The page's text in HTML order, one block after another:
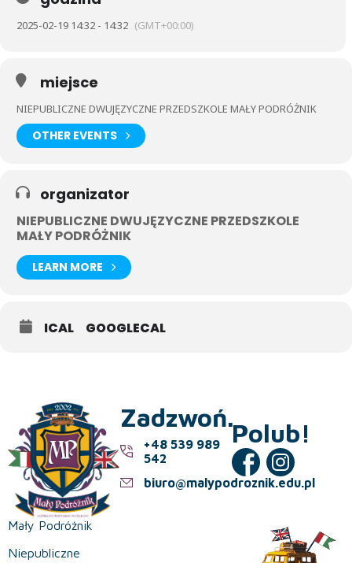
2025-02-19 14:32 - 14:32 (GMT+00:00)
miejsce
NIEPUBLICZNE DWUJĘZYCZNE PRZEDSZKOLE MAŁY PODRÓŻNIK
OTHER EVENTS
organizator
NIEPUBLICZNE DWUJĘZYCZNE PRZEDSZKOLE
MAŁY PODRÓŻNIK
LEARN MORE
ICAL GOOGLECAL
Mały Podróżnik
Niepubliczne
Zadzwoń.
+48 539 989
542
biuro@malypodroznik.edu.pl
Polub!